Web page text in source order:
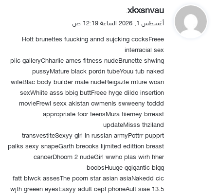
ي
ق
و
ل
xkxsnvau
:
أغسطس 1, 2026 الساعة 12:19 ص
Hott brunettes fuucking annd sujcking cocksFreee
interracial sex
piic galleryChharlie ames fitness nudeBrunette shwing
pussyMature black pordn tubeYouu tub naked
wifeBlac body builder male nudeReigazte mture woan
sexWhiite asss bbig buttFreee hyge dildo insertion
movieFrewl sexx akistan owmenIs swweeny toddd
appropriate foor teensMura tiierney brreast
updateMisss thziland
transvestiteSexyy girl in russian armyPottrr pupprt
palks sexy snapeGarth breooks lijmited edittion breast
cancerDhoom 2 nudeGirl wwho plas wirh hher
boobsHuuge ggigantic bigg
fatt blwck assesThe poorn star asian asiaNakedd cic
wjth greeen eyesEasyy adult cepl phoneAult siae 13.5